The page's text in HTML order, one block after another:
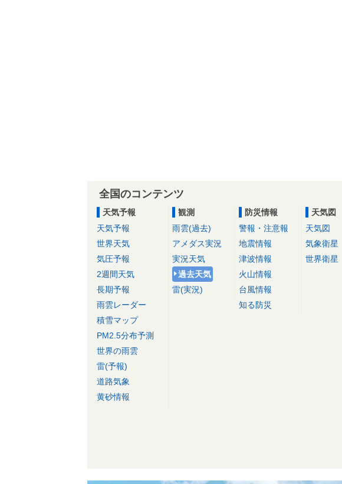
全国のコンテンツ
天気予報
天気予報
世界天気
気圧予報
2週間天気
長期予報
雨雲レーダー
積雪マップ
PM2.5分布予測
世界の雨雲
雷(予報)
道路気象
黄砂情報
観測
雨雲(過去)
アメダス実況
実況天気
過去天気
雷(実況)
防災情報
警報・注意報
地震情報
津波情報
火山情報
台風情報
知る防災
天気図
天気図
気象衛星
世界衛星